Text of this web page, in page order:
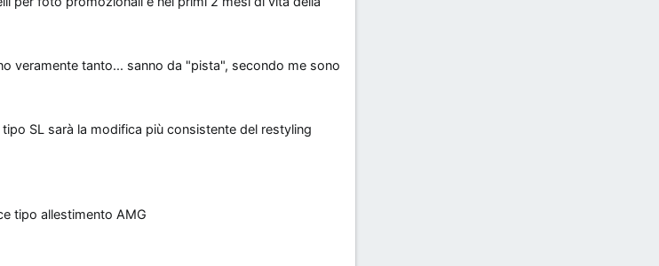
disponibile sul restyling: una versione speciale di
rende più lucida e resistente!
con cinture rosse con che interni arriva, insomma si
veramente tanto... sanno da "pista", secondo me sono
SL sarà la modifica più consistente del restyling
tipo allestimento AMG